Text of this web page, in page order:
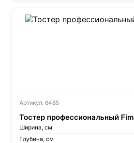
Артикул: 6485
Тостер профессиональный
Ширина, см
Глубина, см